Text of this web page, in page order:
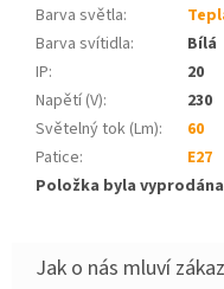
Barva světla:
Barva svítidla:
Bílá
IP:
20
Napětí (V):
230
Světelný tok (Lm):
60
Patice:
E27
Položka byla